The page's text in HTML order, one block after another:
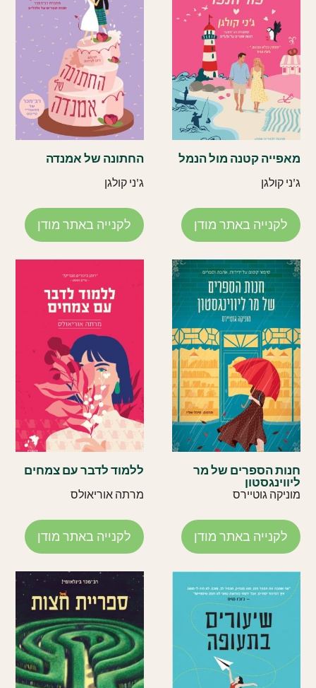
מאפייה קטנה מול הנמל
ג'ני קולגן
לקנייה באתר מודן
החתונה של אמנדה
ג'ני קולגן
לקנייה באתר מודן
חנות הספרים של מר
ליווינגסטון
מוניקה גוטיירס
לקנייה באתר מודן
ללמוד לדבר עם צמחים
מרתה אוריאולס
לקנייה באתר מודן